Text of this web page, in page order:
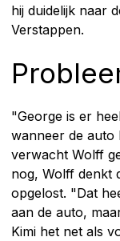
hij duidelijk naar
Verstappen.
"George is er
wanneer de auto
verwacht Wolff
nog, Wolff denkt
opgelost. "Dat
aan de auto,
Kimi het net als